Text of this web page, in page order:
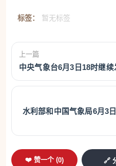
标签： 暂无标签
上一篇
中央气象台6月3日18时继
水利部和中国气象局6月3
❤️ 赞一个 (0) 🔗